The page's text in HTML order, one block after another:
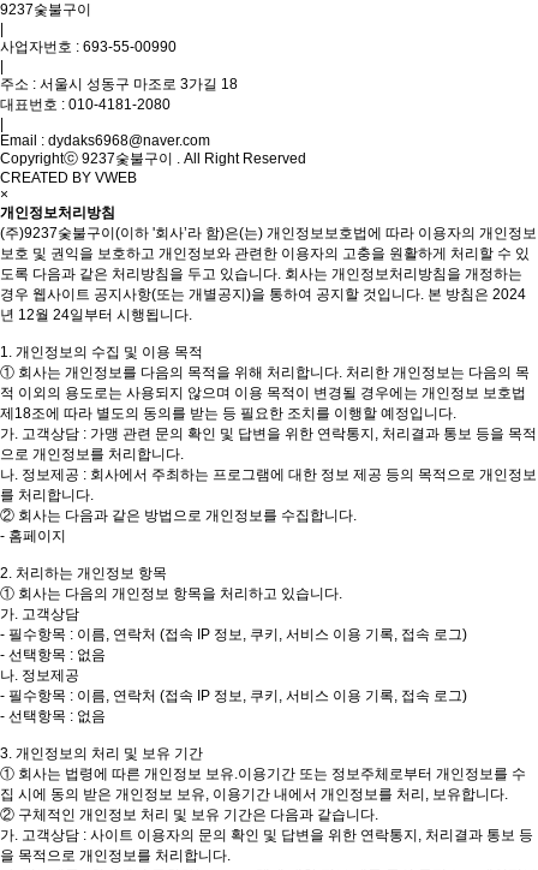
9237숯불구이
사업자번호 : 693-55-00990
주소 : 서울시 성동구 마조로 3가길 18
대표번호 : 010-4181-2080
Email : dydaks6968@naver.com
Copyrightⓒ 9237숯불구이 . All Right Reserved
CREATED BY VWEB
×
개인정보처리방침
(주)9237숯불구이(이하 '회사’라 함)은(는) 개인정보보호법에 따라 이용자의 개인정보
보호 및 권익을 보호하고 개인정보와 관련한 이용자의 고충을 원활하게 처리할 수 있
도록 다음과 같은 처리방침을 두고 있습니다. 회사는 개인정보처리방침을 개정하는
경우 웹사이트 공지사항(또는 개별공지)을 통하여 공지할 것입니다. 본 방침은 2024
년 12월 24일부터 시행됩니다.
1. 개인정보의 수집 및 이용 목적
① 회사는 개인정보를 다음의 목적을 위해 처리합니다. 처리한 개인정보는 다음의 목
적 이외의 용도로는 사용되지 않으며 이용 목적이 변경될 경우에는 개인정보 보호법
제18조에 따라 별도의 동의를 받는 등 필요한 조치를 이행할 예정입니다.
가. 고객상담 : 가맹 관련 문의 확인 및 답변을 위한 연락통지, 처리결과 통보 등을 목적
으로 개인정보를 처리합니다.
나. 정보제공 : 회사에서 주최하는 프로그램에 대한 정보 제공 등의 목적으로 개인정보
를 처리합니다.
② 회사는 다음과 같은 방법으로 개인정보를 수집합니다.
- 홈페이지
2. 처리하는 개인정보 항목
① 회사는 다음의 개인정보 항목을 처리하고 있습니다.
가. 고객상담
- 필수항목 : 이름, 연락처 (접속 IP 정보, 쿠키, 서비스 이용 기록, 접속 로그)
- 선택항목 : 없음
나. 정보제공
- 필수항목 : 이름, 연락처 (접속 IP 정보, 쿠키, 서비스 이용 기록, 접속 로그)
- 선택항목 : 없음
3. 개인정보의 처리 및 보유 기간
① 회사는 법령에 따른 개인정보 보유.이용기간 또는 정보주체로부터 개인정보를 수
집 시에 동의 받은 개인정보 보유, 이용기간 내에서 개인정보를 처리, 보유합니다.
② 구체적인 개인정보 처리 및 보유 기간은 다음과 같습니다.
가. 고객상담 : 사이트 이용자의 문의 확인 및 답변을 위한 연락통지, 처리결과 통보 등
을 목적으로 개인정보를 처리합니다.